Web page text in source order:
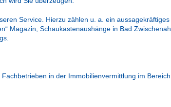
Service. Hierzu zählen u. a. ein
Magazin, Schaukastenaushänge in Bad
in der Immobilienvermittlung im